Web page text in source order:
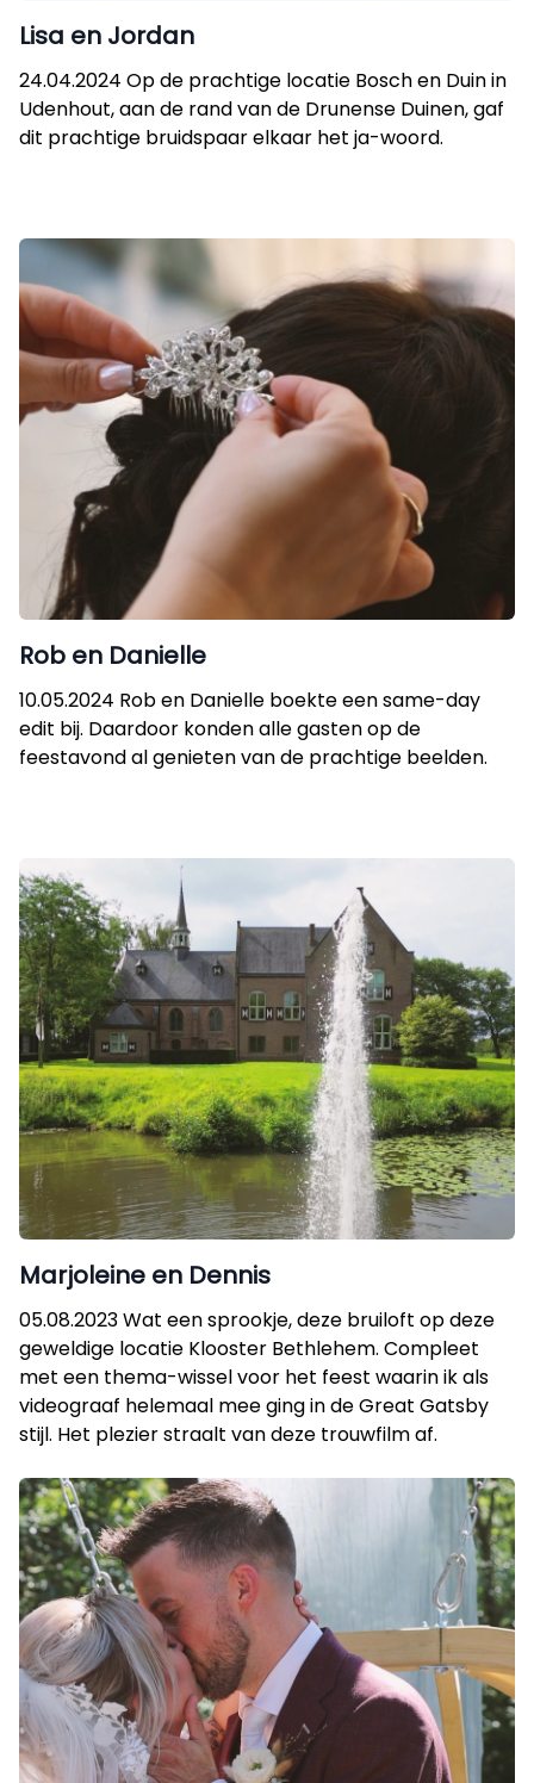
Lisa en Jordan
24.04.2024 Op de prachtige locatie Bosch en Duin in
Udenhout, aan de rand van de Drunense Duinen, gaf
dit prachtige bruidspaar elkaar het ja-woord.
Rob en Danielle
10.05.2024 Rob en Danielle boekte een same-day
edit bij. Daardoor konden alle gasten op de
feestavond al genieten van de prachtige beelden.
Marjoleine en Dennis
05.08.2023 Wat een sprookje, deze bruiloft op deze
geweldige locatie Klooster Bethlehem. Compleet
met een thema-wissel voor het feest waarin ik als
videograaf helemaal mee ging in de Great Gatsby
stijl. Het plezier straalt van deze trouwfilm af.